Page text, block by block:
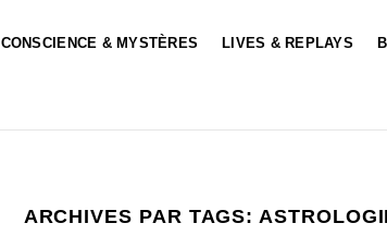
CONSCIENCE & MYSTÈRES LIVES & REPLAYS
ARCHIVES PAR TAGS: